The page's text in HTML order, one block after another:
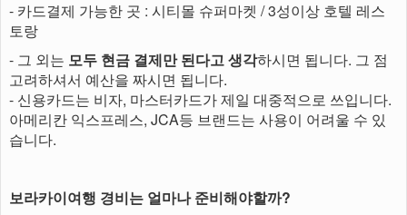
- 카드결제 가능한 곳 : 시티몰 슈퍼마켓 / 3성이상 호텔 레스
토랑
- 그 외는 모두 현금 결제만 된다고 생각하시면 됩니다. 그 점
고려하셔서 예산을 짜시면 됩니다.
- 신용카드는 비자, 마스터카드가 제일 대중적으로 쓰입니다.
아메리칸 익스프레스, JCA등 브랜드는 사용이 어려울 수 있
습니다.
보라카이여행 경비는 얼마나 준비해야할까?